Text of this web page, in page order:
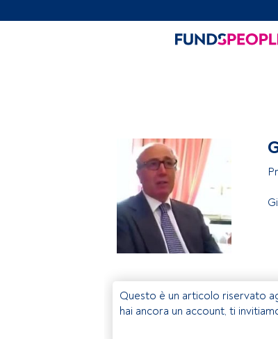
Questo è un articolo riservato
hai ancora un account, ti